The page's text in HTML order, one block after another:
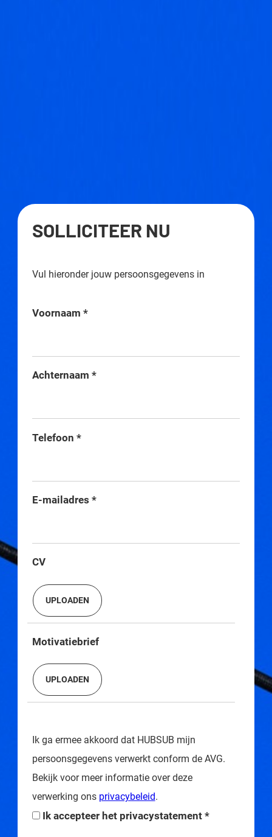
SOLLICITEER NU
Vul hieronder jouw persoonsgegevens in
Voornaam *
Achternaam *
Telefoon *
E-mailadres *
CV
Motivatiebrief
Ik ga ermee akkoord dat HUBSUB mijn
persoonsgegevens verwerkt conform de AVG.
Bekijk voor meer informatie over deze
verwerking ons privacybeleid.
Ik accepteer het privacystatement *